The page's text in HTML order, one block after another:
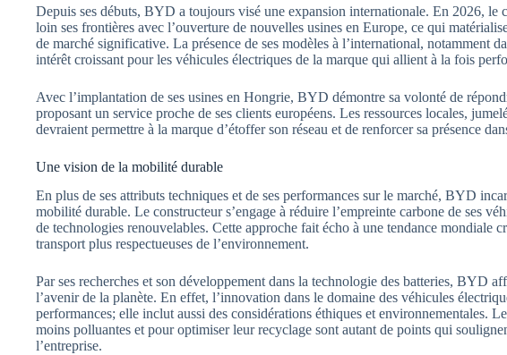
Depuis ses débuts, BYD a toujours visé une expansion internationale. En 2026, le
loin ses frontières avec l’ouverture de nouvelles usines en Europe, ce qui
de marché significative. La présence de ses modèles à l’international, notamment
intérêt croissant pour les véhicules électriques de la marque qui allient à la fois
Avec l’implantation de ses usines en Hongrie, BYD démontre sa volonté de
proposant un service proche de ses clients européens. Les ressources locales,
devraient permettre à la marque d’étoffer son réseau et de renforcer sa présence
Une vision de la mobilité durable
En plus de ses attributs techniques et de ses performances sur le marché, BYD
mobilité durable. Le constructeur s’engage à réduire l’empreinte carbone de ses
de technologies renouvelables. Cette approche fait écho à une tendance mondiale
transport plus respectueuses de l’environnement.
Par ses recherches et son développement dans la technologie des batteries, BYD
l’avenir de la planète. En effet, l’innovation dans le domaine des véhicules
performances; elle inclut aussi des considérations éthiques et environnementales.
moins polluantes et pour optimiser leur recyclage sont autant de points qui
l’entreprise.